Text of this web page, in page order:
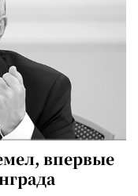
впервые